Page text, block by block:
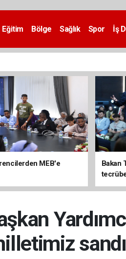
Eğitim Bölge Sağlık Spor İş
MEB'e
Bakan